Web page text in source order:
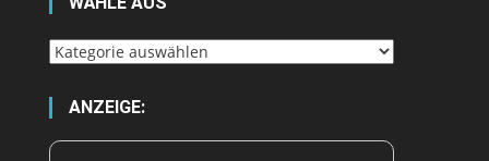
Wähle
ANZEIGE: